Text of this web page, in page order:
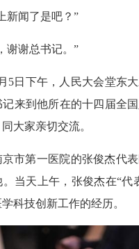
新闻了是吧？”
谢谢总书记。”
5日下午，人民大会堂东大
记来到他所在的十四届全
大家亲切交流。
京市第一医院的张俊杰代
。当天上午，张俊杰在“代
科技创新工作的经历。